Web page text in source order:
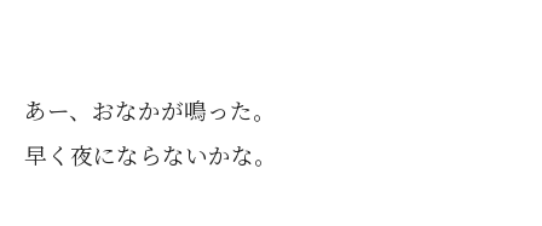
あー、おなかが鳴った。
早く夜にならないかな。